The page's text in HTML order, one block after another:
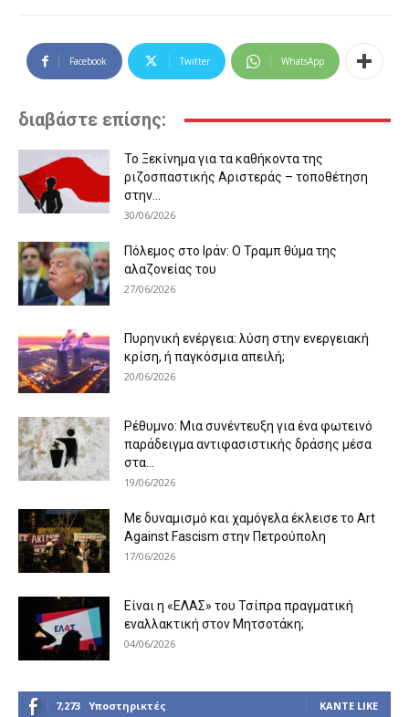
Facebook Twitter WhatsApp
διαβάστε επίσης:
Το Ξεκίνημα για τα καθήκοντα της
ριζοσπαστικής Αριστεράς – τοποθέτηση
στην...
30/06/2026
Πόλεμος στο Ιράν: Ο Τραμπ θύμα της
αλαζονείας του
27/06/2026
Πυρηνική ενέργεια: λύση στην ενεργειακή
κρίση, ή παγκόσμια απειλή;
20/06/2026
Ρέθυμνο: Μια συνέντευξη για ένα φωτεινό
παράδειγμα αντιφασιστικής δράσης μέσα
στα...
19/06/2026
Με δυναμισμό και χαμόγελα έκλεισε το Art
Against Fascism στην Πετρούπολη
17/06/2026
Είναι η «ΕΛΑΣ» του Τσίπρα πραγματική
εναλλακτική στον Μητσοτάκη;
04/06/2026
7,273 Υποστηρικτές ΚΆΝΤΕ LIKE